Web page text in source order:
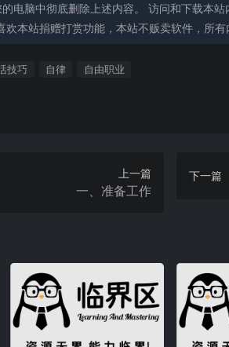
电脑中彻底删除上述内容。 访问和下载本
欢本站捐赠打赏功能，本站不贩卖软件，所有
技巧 自律 自由职业
上一篇
一、准备工作
下一篇